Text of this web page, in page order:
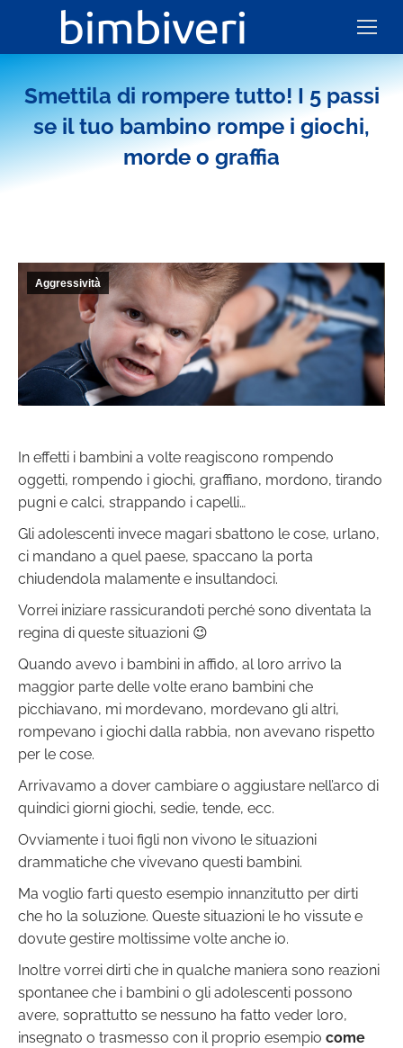
Smettila di rompere tutto! I 5 passi
se il tuo bambino rompe i giochi,
morde o graffia
Aggressività
In effetti i bambini a volte reagiscono rompendo
oggetti, rompendo i giochi, graffiano, mordono, tirando
pugni e calci, strappando i capelli…
Gli adolescenti invece magari sbattono le cose, urlano,
ci mandano a quel paese, spaccano la porta
chiudendola malamente e insultandoci.
Vorrei iniziare rassicurandoti perché sono diventata la
regina di queste situazioni 😉
Quando avevo i bambini in affido, al loro arrivo la
maggior parte delle volte erano bambini che
picchiavano, mi mordevano, mordevano gli altri,
rompevano i giochi dalla rabbia, non avevano rispetto
per le cose.
Arrivavamo a dover cambiare o aggiustare nell’arco di
quindici giorni giochi, sedie, tende, ecc.
Ovviamente i tuoi figli non vivono le situazioni
drammatiche che vivevano questi bambini.
Ma voglio farti questo esempio innanzitutto per dirti
che ho la soluzione. Queste situazioni le ho vissute e
dovute gestire moltissime volte anche io.
Inoltre vorrei dirti che in qualche maniera sono reazioni
spontanee che i bambini o gli adolescenti possono
avere, soprattutto se nessuno ha fatto veder loro,
insegnato o trasmesso con il proprio esempio come